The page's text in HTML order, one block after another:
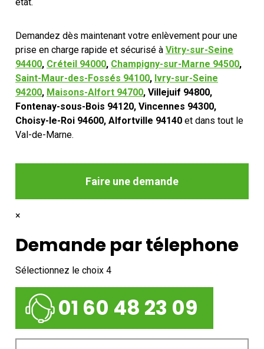
Demandez dès maintenant votre enlèvement pour une
prise en charge rapide et sécurisé à Vitry-sur-Seine
94400, Créteil 94000, Champigny-sur-Marne 94500,
Saint-Maur-des-Fossés 94100, Ivry-sur-Seine
94200, Maisons-Alfort 94700, Villejuif 94800,
Fontenay-sous-Bois 94120, Vincennes 94300,
Choisy-le-Roi 94600, Alfortville 94140 et dans tout le
Val-de-Marne.
Faire une demande
×
Demande par télephone
Sélectionnez le choix 4
01 60 48 23 09